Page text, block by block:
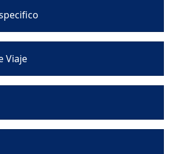
Viaje